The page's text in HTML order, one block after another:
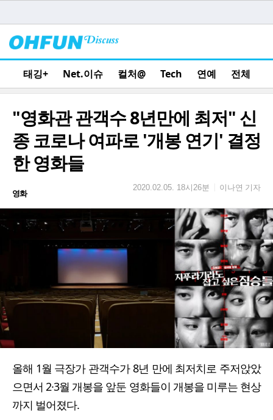
태깅+ Net.이슈 컬처@ Tech 연예 전체
"영화관 관객수 8년만에 최저" 신
종 코로나 여파로 '개봉 연기' 결정
한 영화들
영화
2020.02.05. 18시26분 이나연 기자
올해 1월 극장가 관객수가 8년 만에 최저치로 주저앉았
으면서 2·3월 개봉을 앞둔 영화들이 개봉을 미루는 현상
까지 벌어졌다.